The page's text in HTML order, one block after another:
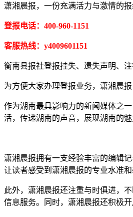
潇湘晨报，一份充满活力与激情的
登报电话：400-960-1151
客服热线：y4009601151
衡南县报社登报挂失、遗失声明、
为方便大家办理登报业务，潇湘晨
作为湖南最具影响力的新闻媒体之
活，传递湖南的声音，展现湖南的魅
潇湘晨报拥有一支经验丰富的编辑
让读者感受到潇湘晨报的专业水准和
此外，潇湘晨报还注重与时俱进，
信息服务。同时，潇湘晨报还积极